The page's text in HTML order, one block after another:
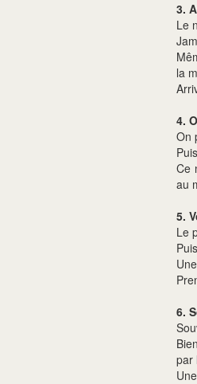
3.
Le
la
4.
On
Ce
au
5.
Le
6.
par